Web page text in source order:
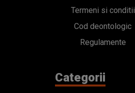
Termeni si conditii
Cod deontologic
Regulamente
Categorii